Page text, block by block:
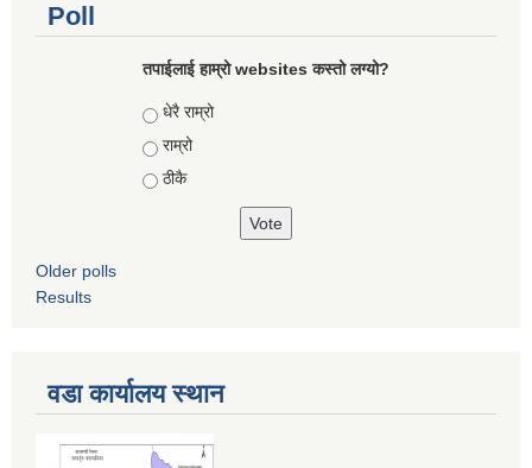
Poll
तपाईलाई हाम्रो websites कस्तो लग्यो?
Choices
धेरै राम्रो
राम्रो
ठीकै
Older polls
Results
वडा कार्यालय स्थान